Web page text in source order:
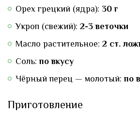
Орех грецкий (ядра): 30 г
Укроп (свежий): 2-3 веточки
Масло растительное: 2 ст.
Соль:по вкусу
Чёрный перец — молотый:по
Приготовление